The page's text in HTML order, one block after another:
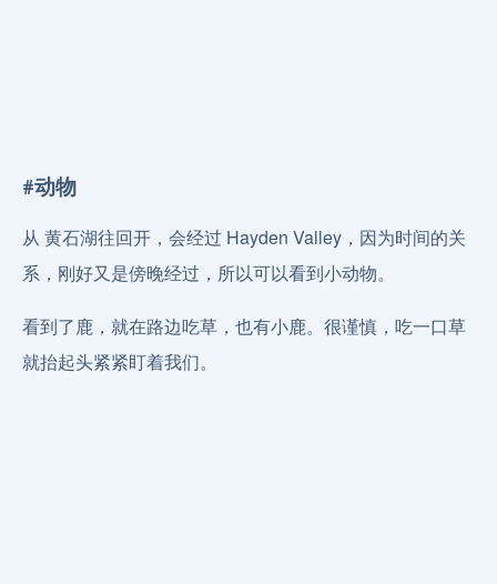
#动物
从 黄石湖往回开，会经过 Hayden Valley，因为时间的关
系，刚好又是傍晚经过，所以可以看到小动物。
看到了鹿，就在路边吃草，也有小鹿。很谨慎，吃一口草
就抬起头紧紧盯着我们。